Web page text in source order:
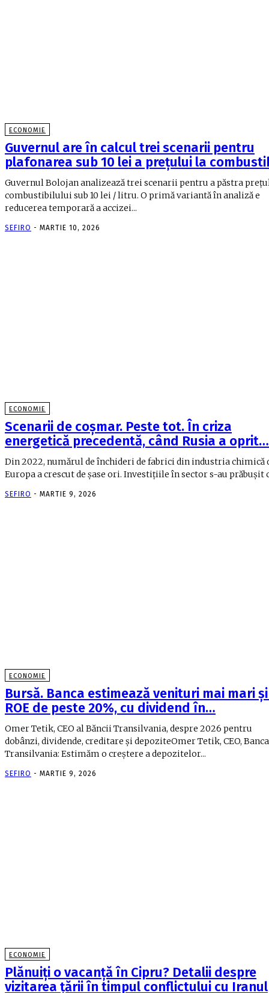
ECONOMIE
Guvernul are în calcul trei scenarii pentru
plafonarea sub 10 lei a prețului la
Guvernul Bolojan analizează trei scenarii pentru a păstra
combustibilului sub 10 lei / litru. O primă variantă în analiză e
reducerea temporară a accizei...
SEFIRO - MARTIE 10, 2026
ECONOMIE
Scenarii de coşmar. Peste tot. În criza
energetică precedentă, când Rusia a oprit…
Din 2022, numărul de închideri de fabrici din industria chimică
Europa a crescut de şase ori. Investiţiile în sector s-au prăbuşit
SEFIRO - MARTIE 9, 2026
ECONOMIE
Bursă. Banca estimează venituri mai mari
ROE de peste 20%, cu dividend în…
Omer Tetik, CEO al Băncii Transilvania, despre 2026 pentru
dobânzi, dividende, creditare şi depoziteOmer Tetik, CEO, Banca
Transilvania: Estimăm o creştere a depozitelor...
SEFIRO - MARTIE 9, 2026
ECONOMIE
Plănuiți o vacanță în Cipru? Detalii despre
vizitarea țării în timpul conflictului cu Iranul